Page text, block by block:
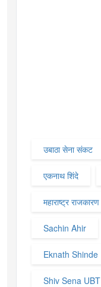
उबाठा सेना संकट
एकनाथ शिंदे
महाराष्ट्र राजकारण
Sachin Ahir
Eknath Shinde
Shiv Sena UBT